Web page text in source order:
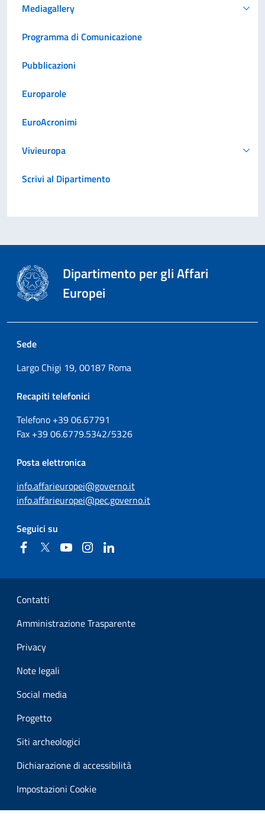
Mediagallery
Programma di Comunicazione
Pubblicazioni
Europarole
EuroAcronimi
Vivieuropa
Scrivi al Dipartimento
Dipartimento per gli Affari
Europei
Sede
Largo Chigi 19, 00187 Roma
Recapiti telefonici
Telefono +3906.67791
Fax +3906.6779.5342/5326
Posta elettronica
info.affarieuropei@governo.it
info.affarieuropei@pec.governo.it
Seguici su
FacebookTwitter YouTubeInstagram
Sezione Link Utili
Contatti
Amministrazione Trasparente
Privacy
Note legali
Social media
Progetto
Siti archeologici
Dichiarazione di accessibilità
Impostazioni Cookie